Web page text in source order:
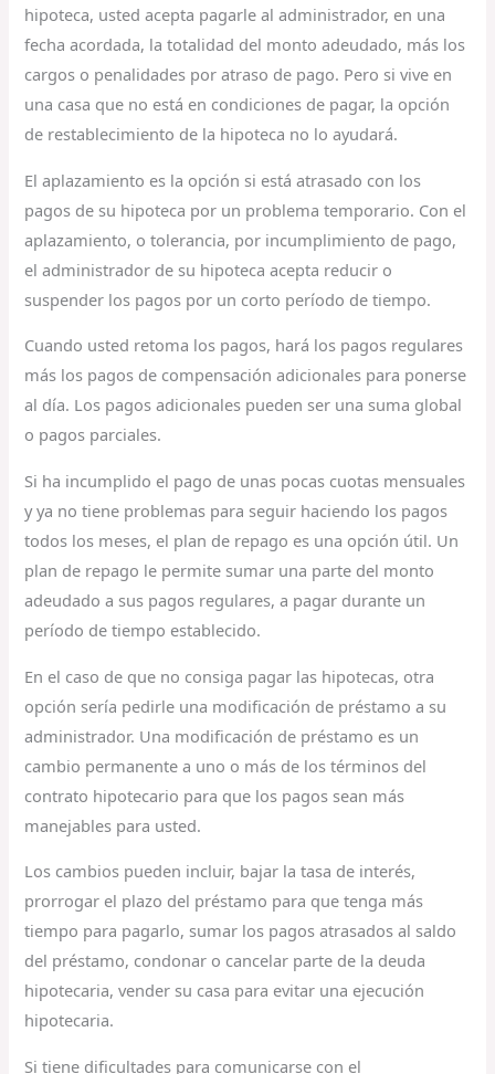
hipoteca, usted acepta pagarle al administrador, en una
fecha acordada, la totalidad del monto adeudado, más los
cargos o penalidades por atraso de pago. Pero si vive en
una casa que no está en condiciones de pagar, la opción
de restablecimiento de la hipoteca no lo ayudará.
El aplazamiento es la opción si está atrasado con los
pagos de su hipoteca por un problema temporario. Con el
aplazamiento, o tolerancia, por incumplimiento de pago,
el administrador de su hipoteca acepta reducir o
suspender los pagos por un corto período de tiempo.
Cuando usted retoma los pagos, hará los pagos regulares
más los pagos de compensación adicionales para ponerse
al día. Los pagos adicionales pueden ser una suma global
o pagos parciales.
Si ha incumplido el pago de unas pocas cuotas mensuales
y ya no tiene problemas para seguir haciendo los pagos
todos los meses, el plan de repago es una opción útil. Un
plan de repago le permite sumar una parte del monto
adeudado a sus pagos regulares, a pagar durante un
período de tiempo establecido.
En el caso de que no consiga pagar las hipotecas, otra
opción sería pedirle una modificación de préstamo a su
administrador. Una modificación de préstamo es un
cambio permanente a uno o más de los términos del
contrato hipotecario para que los pagos sean más
manejables para usted.
Los cambios pueden incluir, bajar la tasa de interés,
prorrogar el plazo del préstamo para que tenga más
tiempo para pagarlo, sumar los pagos atrasados al saldo
del préstamo, condonar o cancelar parte de la deuda
hipotecaria, vender su casa para evitar una ejecución
hipotecaria.
Si tiene dificultades para comunicarse con el